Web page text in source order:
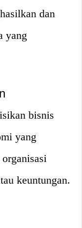
dan
yang
bisnis
yang
keuntungan.